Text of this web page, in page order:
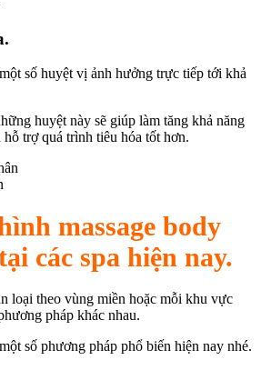
số huyệt vị ảnh hưởng trực tiếp tới khả
huyệt này sẽ giúp làm tăng khả năng
trợ quá trình tiêu hóa tốt hơn.
massage body
các spa hiện nay.
loại theo vùng miền hoặc mỗi khu vực
pháp khác nhau.
số phương pháp phổ biến hiện nay nhé.